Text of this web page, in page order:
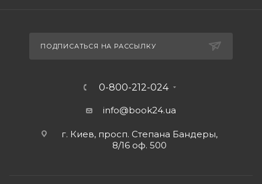
ПОДПИСАТЬСЯ НА РАССЫЛКУ
0-800-212-024
info@book24.ua
г. Киев, просп. Степана Бандеры,
8/16 оф. 500